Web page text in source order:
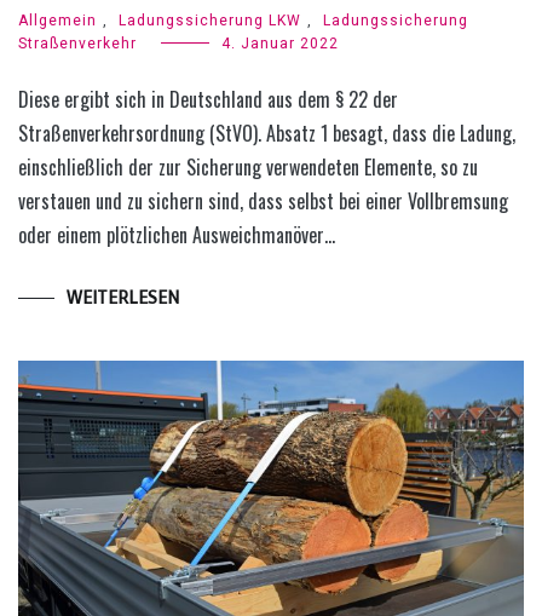
Allgemein , Ladungssicherung LKW ,
Ladungssicherung
Straßenverkehr
4. Januar 2022
Diese ergibt sich in Deutschland aus dem § 22 der
Straßenverkehrsordnung (StVO). Absatz 1 besagt, dass die Ladung,
einschließlich der zur Sicherung verwendeten Elemente, so zu
verstauen und zu sichern sind, dass selbst bei einer Vollbremsung
oder einem plötzlichen Ausweichmanöver…
WEITERLESEN